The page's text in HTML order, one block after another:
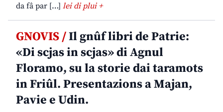
da fâ par […] lei di plui +
GNOVIS /Il gnûf libri de Patrie:
«Di scjas in scjas» di Agnul
Floramo, su la storie dai taramots
in Friûl. Presentazions a Majan,
Pavie e Udin.